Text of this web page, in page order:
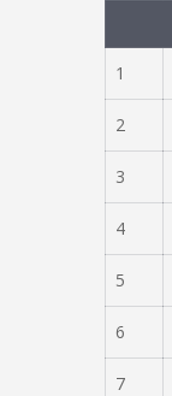
1
2
3
4
5
6
7